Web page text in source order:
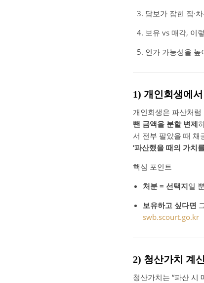
담보가 잡힌 집·
보유 vs 매각, 이
인가 가능성을
1) 개인회생에
개인회생은 파산처
뺀 금액을 분할 변제
서 전부 팔았을 때 채
‘파산했을 때의 가치
핵심 포인트
처분 = 선택지일
보유하고 싶다면
swb.scourt.go.kr
2) 청산가치 계
청산가치는 “파산 시